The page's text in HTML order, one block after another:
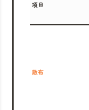
項目
散布